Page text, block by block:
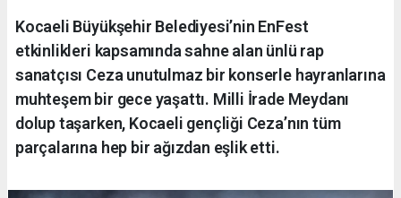
Kocaeli Büyükşehir Belediyesi’nin EnFest
etkinlikleri kapsamında sahne alan ünlü rap
sanatçısı Ceza unutulmaz bir konserle hayranlarına
muhteşem bir gece yaşattı. Milli İrade Meydanı
dolup taşarken, Kocaeli gençliği Ceza’nın tüm
parçalarına hep bir ağızdan eşlik etti.